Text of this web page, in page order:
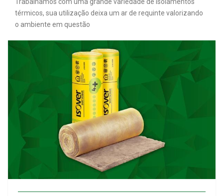
térmicos, sua utilização deixa um ar de requinte valorizando
o ambiente em questão